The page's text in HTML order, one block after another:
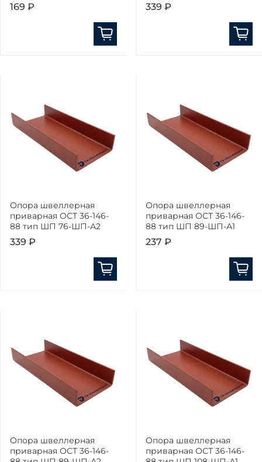
169 ₽ 339 ₽
Опора швеллерная
приварная ОСТ 36-146-
88 тип ШП 76-ШП-А2
339 ₽
Опора швеллерная
приварная ОСТ 36-146-
88 тип ШП 89-ШП-А1
237 ₽
Опора швеллерная
приварная ОСТ 36-146-
Опора швеллерная
приварная ОСТ 36-146-